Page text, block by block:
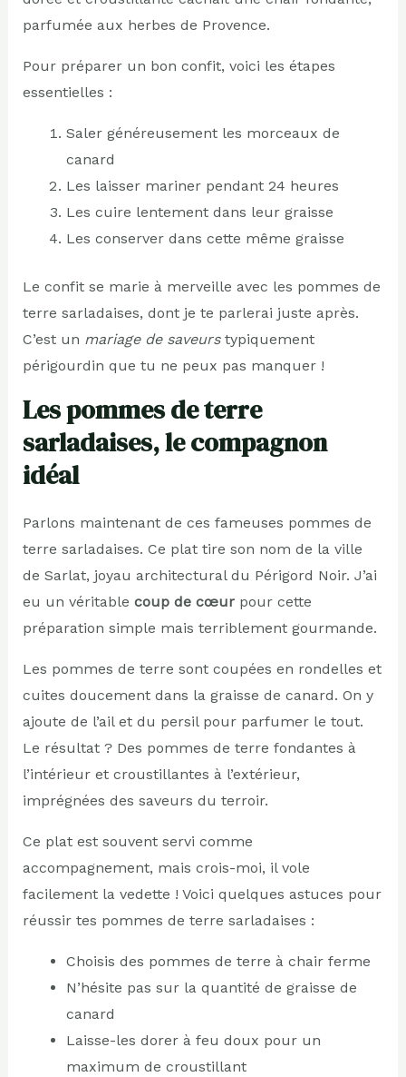
parfumée aux herbes de Provence.
Pour préparer un bon confit, voici les étapes
essentielles :
Saler généreusement les morceaux de
canard
Les laisser mariner pendant 24 heures
Les cuire lentement dans leur graisse
Les conserver dans cette même graisse
Le confit se marie à merveille avec les pommes de
terre sarladaises, dont je te parlerai juste après.
C’est un mariage de saveurstypiquement
périgourdin que tu ne peux pas manquer !
Les pommes de terre
sarladaises, le compagnon
idéal
Parlons maintenant de ces fameuses pommes de
terre sarladaises. Ce plat tire son nom de la ville
de Sarlat, joyau architectural du Périgord Noir. J’ai
eu un véritable coup de cœurpour cette
préparation simple mais terriblement gourmande.
Les pommes de terre sont coupées en rondelles et
cuites doucement dans la graisse de canard. On y
ajoute de l’ail et du persil pour parfumer le tout.
Le résultat ? Des pommes de terre fondantes à
l’intérieur et croustillantes à l’extérieur,
imprégnées des saveurs du terroir.
Ce plat est souvent servi comme
accompagnement, mais crois-moi, il vole
facilement la vedette ! Voici quelques astuces pour
réussir tes pommes de terre sarladaises :
Choisis des pommes de terre à chair ferme
N’hésite pas sur la quantité de graisse de
canard
Laisse-les dorer à feu doux pour un
maximum de croustillant